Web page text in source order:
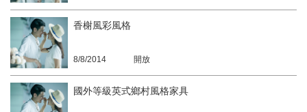
香榭風彩風格
8/8/2014 開放
國外等級英式鄉村風格家具